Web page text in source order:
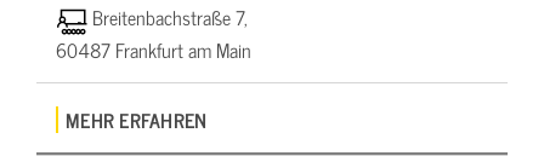
Breitenbachstraße 7,
60487 Frankfurt am Main
MEHR ERFAHREN